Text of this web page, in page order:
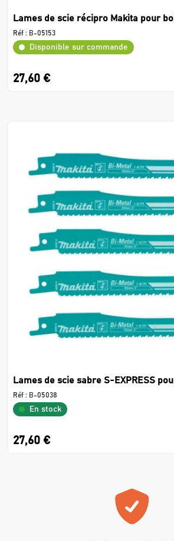
Lames de scie récipro Makita pour
Réf : B-05153
Disponible sur commande
27,60 €
Lames de scie sabre S-EXPRESS
Réf : B-05038
En stock
27,60 €